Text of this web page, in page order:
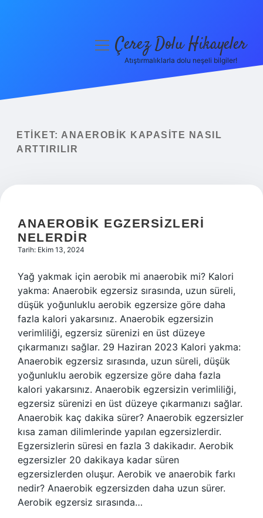
Yasal Uyarı
menüyüÇerez Dolu Hikayeler
Atıştırmalıklarla dolu neşeli bilgiler!
ETIKET: ANAEROBIK KAPASITE NASIL
ARTTIRILIR
ANAEROBIK EGZERSIZLERI
NELERDIR
Tarih: Ekim 13, 2024
Yağ yakmak için aerobik mi anaerobik mi? Kalori
yakma: Anaerobik egzersiz sırasında, uzun süreli,
düşük yoğunluklu aerobik egzersize göre daha
fazla kalori yakarsınız. Anaerobik egzersizin
verimliliği, egzersiz sürenizi en üst düzeye
çıkarmanızı sağlar. 29 Haziran 2023 Kalori yakma:
Anaerobik egzersiz sırasında, uzun süreli, düşük
yoğunluklu aerobik egzersize göre daha fazla
kalori yakarsınız. Anaerobik egzersizin verimliliği,
egzersiz sürenizi en üst düzeye çıkarmanızı sağlar.
Anaerobik kaç dakika sürer? Anaerobik egzersizler
kısa zaman dilimlerinde yapılan egzersizlerdir.
Egzersizlerin süresi en fazla 3 dakikadır. Aerobik
egzersizler 20 dakikaya kadar süren
egzersizlerden oluşur. Aerobik ve anaerobik farkı
nedir? Anaerobik egzersizden daha uzun sürer.
Aerobik egzersiz sırasında…